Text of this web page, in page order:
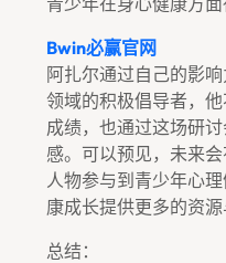
Bwin必赢官网
阿扎尔通过自己的影
领域的积极倡导者，
成绩，也通过这场研
感。可以预见，未来
人物参与到青少年心
康成长提供更多的资源
总结：